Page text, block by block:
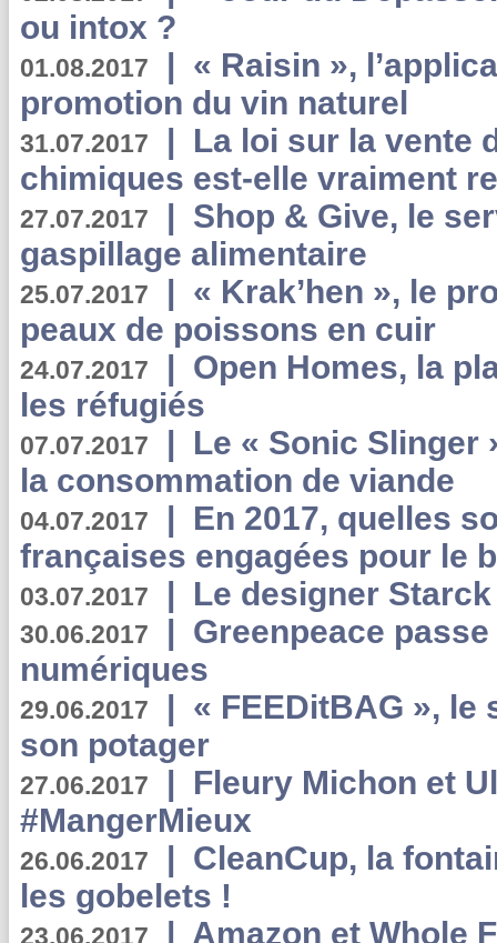
ou intox ?
01.08.2017 | « Raisin »,
promotion du vin naturel
31.07.2017 | La loi sur la vente
chimiques est-elle vraiment
27.07.2017 | Shop & Give, le
gaspillage alimentaire
25.07.2017 | « Krak’hen », le
peaux de poissons en cuir
24.07.2017 | Open Homes, la
les réfugiés
07.07.2017 | Le « Sonic Slinger
la consommation de viande
04.07.2017 | En 2017, quelles
françaises engagées pour le
03.07.2017 | Le designer
30.06.2017 | Greenpeace
numériques
29.06.2017 | « FEEDitBAG », le
son potager
27.06.2017 | Fleury Michon et
#MangerMieux
26.06.2017 | CleanCup, la
les gobelets !
23.06.2017 | Amazon et Whole